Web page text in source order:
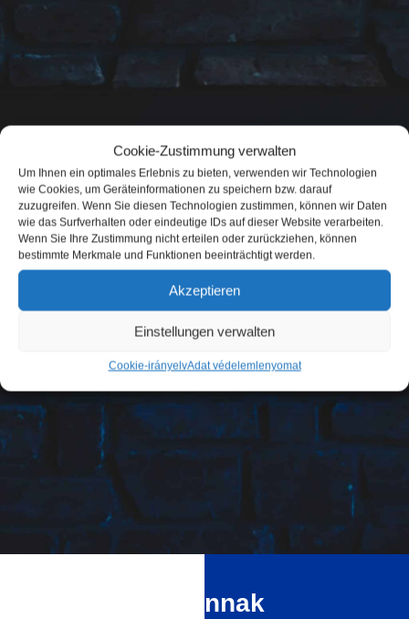
Cookie-Zustimmung verwalten
Um Ihnen ein optimales Erlebnis zu bieten, verwenden wir Technologien
wie Cookies, um Geräteinformationen zu speichern bzw. darauf
zuzugreifen. Wenn Sie diesen Technologien zustimmen, können wir Daten
wie das Surfverhalten oder eindeutige IDs auf dieser Website verarbeiten.
Wenn Sie Ihre Zustimmung nicht erteilen oder zurückziehen, können
bestimmte Merkmale und Funktionen beeinträchtigt werden.
Akzeptieren
Einstellungen verwalten
Cookie-irányelvAdat védelemlenyomat
Bioetanol és annak